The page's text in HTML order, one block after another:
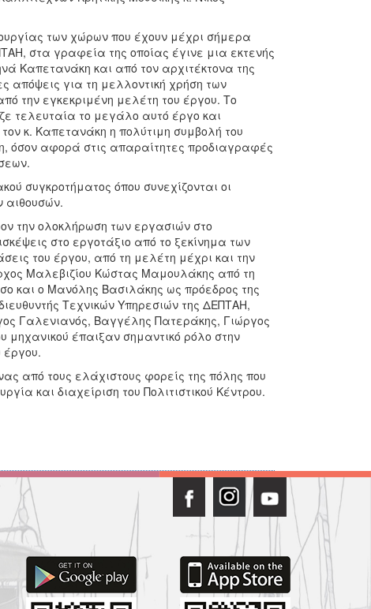
των χώρων που έχουν μέχρι σήμερα
στα γραφεία της οποίας έγινε μια εκτενής
Καπετανάκη και από τον αρχιτέκτονα της
απόψεις για τη μελλοντική χρήση των
την εγκεκριμένη μελέτη του έργου. Το
τελευταία το μεγάλο αυτό έργο και
κ. Καπετανάκη η πολύτιμη συμβολή του
όσον αφορά στις απαραίτητες προδιαγραφές
συγκροτήματος όπου συνεχίζονται οι
αιθουσών.
την ολοκλήρωση των εργασιών στο
στο εργοτάξιο από το ξεκίνημα των
του έργου, από τη μελέτη μέχρι και την
Μαλεβιζίου Κώστας Μαμουλάκης από τη
και ο Μανόλης Βασιλάκης ως πρόεδρος της
Τεχνικών Υπηρεσιών της ΔΕΠΤΑΗ,
Γαλενιανός, Βαγγέλης Πατεράκης, Γιώργος
μηχανικού έπαιξαν σημαντικό ρόλο στην
έργου.
από τους ελάχιστους φορείς της πόλης που
και διαχείριση του Πολιτιστικού Κέντρου.